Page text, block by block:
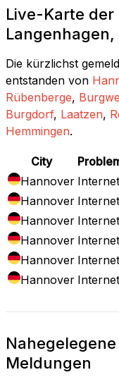
Live-Karte
Die kürzlichst
entstanden von
Rübenberge,
Burgdorf, Laatzen,
Hemmingen.
City
Hannover Internet
Hannover Internet
Hannover Internet
Hannover Internet
Hannover Internet
Hannover Internet
Meldungen